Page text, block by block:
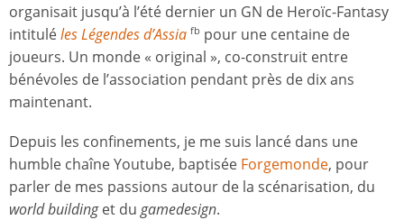
organisait jusqu’à l’été dernier un GN de Heroïc-Fantasy
intituléles Légendes d’Assia fb pour une centaine de
joueurs. Un monde « original », co-construit entre
bénévoles de l’association pendant près de dix ans
maintenant.
Depuis les confinements, je me suis lancé dans une
humble chaîne Youtube, baptisée Forgemonde, pour
parler de mes passions autour de la scénarisation, du
world buildinget du gamedesign.